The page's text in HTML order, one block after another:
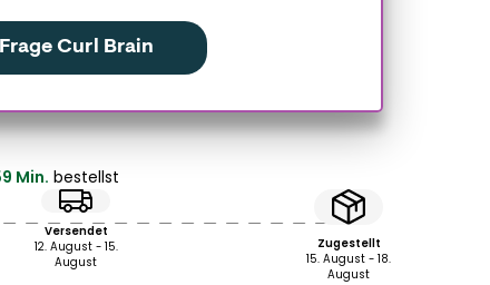
Frage Curl Brain
Min. bestellst
Versendet
12. August - 15.
August
Zugestellt
15. August - 18.
August